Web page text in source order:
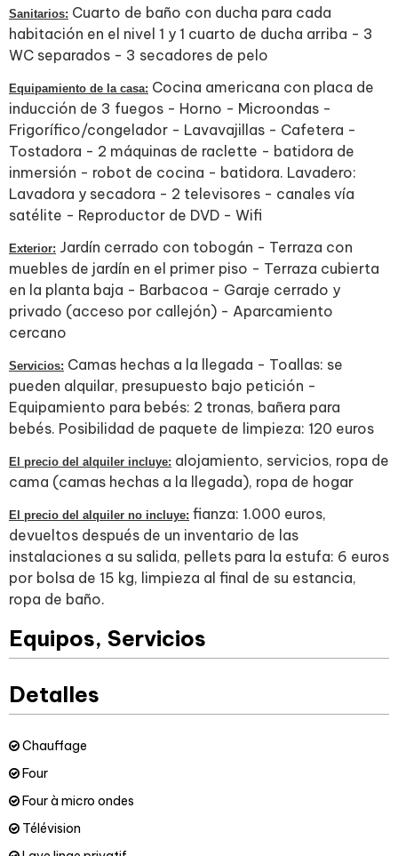
Sanitarios: Cuarto de baño con ducha para cada
habitación en el nivel 1 y 1 cuarto de ducha arriba - 3
WC separados - 3 secadores de pelo
Equipamiento de la casa: Cocina americana con placa de
inducción de 3 fuegos - Horno - Microondas -
Frigorífico/congelador - Lavavajillas - Cafetera -
Tostadora - 2 máquinas de raclette - batidora de
inmersión - robot de cocina - batidora. Lavadero:
Lavadora y secadora - 2 televisores - canales vía
satélite - Reproductor de DVD - Wifi
Exterior: Jardín cerrado con tobogán - Terraza con
muebles de jardín en el primer piso - Terraza cubierta
en la planta baja - Barbacoa - Garaje cerrado y
privado (acceso por callejón) - Aparcamiento
cercano
Servicios: Camas hechas a la llegada - Toallas: se
pueden alquilar, presupuesto bajo petición -
Equipamiento para bebés: 2 tronas, bañera para
bebés. Posibilidad de paquete de limpieza: 120 euros
El precio del alquiler incluye: alojamiento, servicios, ropa de
cama (camas hechas a la llegada), ropa de hogar
El precio del alquiler no incluye: fianza: 1.000 euros,
devueltos después de un inventario de las
instalaciones a su salida, pellets para la estufa: 6 euros
por bolsa de 15 kg, limpieza al final de su estancia,
ropa de baño.
Equipos, Servicios
Detalles
Chauffage
Four
Four à micro ondes
Télévision